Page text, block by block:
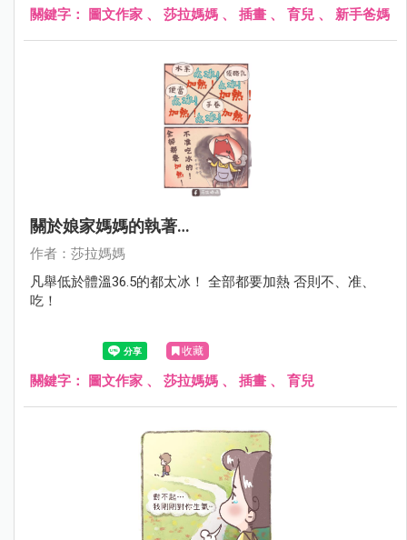
關鍵字： 圖文作家 、 莎拉媽媽 、 插畫 、 育兒 、 新手爸媽
關於娘家媽媽的執著…
作者：莎拉媽媽
凡舉低於體溫36.5的都太冰！ 全部都要加熱 否則不、准、
吃！
收藏
關鍵字： 圖文作家 、 莎拉媽媽 、 插畫 、 育兒